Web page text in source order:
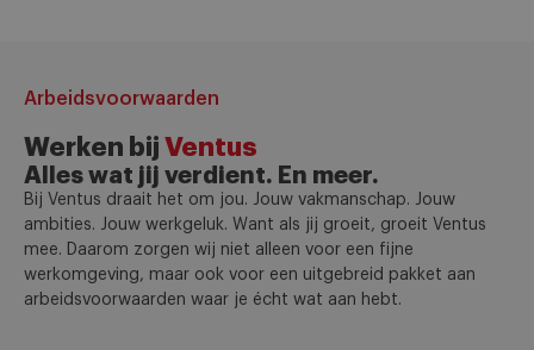
Arbeidsvoorwaarden
Werken bij Ventus
Alles wat jij verdient. En meer.
Bij Ventus draait het om jou. Jouw vakmanschap. Jouw
ambities. Jouw werkgeluk. Want als jij groeit, groeit Ventus
mee. Daarom zorgen wij niet alleen voor een fijne
werkomgeving, maar ook voor een uitgebreid pakket aan
arbeidsvoorwaarden waar je écht wat aan hebt.